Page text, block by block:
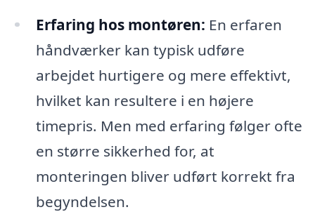
Erfaring hos montøren: En erfaren
håndværker kan typisk udføre
arbejdet hurtigere og mere effektivt,
hvilket kan resultere i en højere
timepris. Men med erfaring følger ofte
en større sikkerhed for, at
monteringen bliver udført korrekt fra
begyndelsen.